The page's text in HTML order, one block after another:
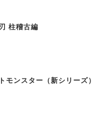
柱稽古編
モンスター（新シリーズ）